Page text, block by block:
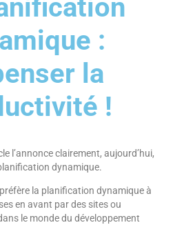
:
la
!
l’annonce clairement, aujourd’hui,
dynamique.
la planification dynamique à
en avant par des sites ou
le monde du développement